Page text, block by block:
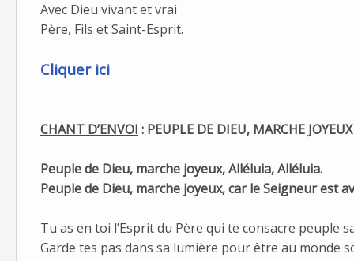
Avec Dieu vivant et vrai
Père, Fils et Saint-Esprit.
Cliquer ici
CHANT D’ENVOI : PEUPLE DE DIEU, MARCHE JOYEUX
Peuple de Dieu, marche joyeux, Alléluia, Alléluia.
Peuple de Dieu, marche joyeux, car le Seigneur est
Tu as en toi l’Esprit du Père qui te consacre peuple
Garde tes pas dans sa lumière pour être au monde